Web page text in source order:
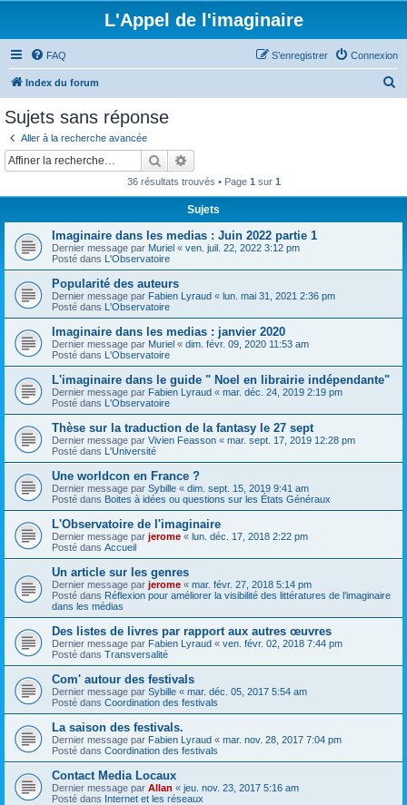
L'Appel de l'imaginaire
FAQ Connexion
S’enregistrer
Index du forum
Sujets sans réponse
Aller à la recherche avancée
Rechercher
36 résultats trouvés • Page 1 sur 1
Sujets
Imaginaire dans les medias : Juin 2022 partie 1
Dernier message par Muriel « ven. juil. 22, 2022 3:12 pm
Posté dans L'Observatoire
Popularité des auteurs
Dernier message par Fabien Lyraud « lun. mai 31, 2021 2:36 pm
Posté dans L'Observatoire
Imaginaire dans les medias : janvier 2020
Dernier message par Muriel « dim. févr. 09, 2020 11:53 am
Posté dans L'Observatoire
L'imaginaire dans le guide " Noel en librairie indépendante"
Dernier message par Fabien Lyraud « mar. déc. 24, 2019 2:19 pm
Posté dans L'Observatoire
Thèse sur la traduction de la fantasy le 27 sept
Dernier message par Vivien Feasson « mar. sept. 17, 2019 12:28 pm
Posté dans L'Université
Une worldcon en France ?
Dernier message par Sybille « dim. sept. 15, 2019 9:41 am
Posté dans Boites à idées ou questions sur les États Généraux
L'Observatoire de l'imaginaire
Dernier message par jerome « lun. déc. 17, 2018 2:22 pm
Posté dans Accueil
Un article sur les genres
Dernier message par jerome « mar. févr. 27, 2018 5:14 pm
Posté dans Réflexion pour améliorer la visibilité des littératures de l’imaginaire
dans les médias
Des listes de livres par rapport aux autres œuvres
Dernier message par Fabien Lyraud « ven. févr. 02, 2018 7:44 pm
Posté dans Transversalité
Com' autour des festivals
Dernier message par Sybille « mar. déc. 05, 2017 5:54 am
Posté dans Coordination des festivals
La saison des festivals.
Dernier message par Fabien Lyraud « mar. nov. 28, 2017 7:04 pm
Posté dans Coordination des festivals
Contact Media Locaux
Dernier message par Allan « jeu. nov. 23, 2017 5:16 am
Posté dans Internet et les réseaux